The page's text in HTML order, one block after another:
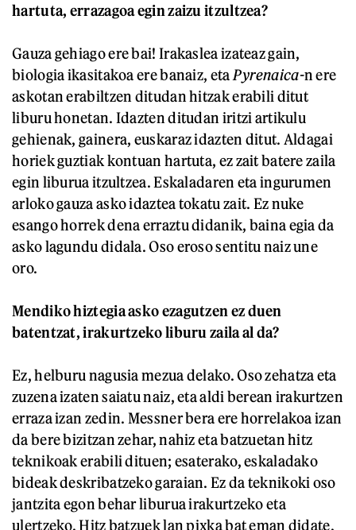
hartuta, errazagoa egin zaizu itzultzea?
Gauza gehiago ere bai! Irakaslea izateaz gain,
biologia ikasitakoa ere banaiz, eta Pyrenaica-n ere
askotan erabiltzen ditudan hitzak erabili ditut
liburu honetan. Idazten ditudan iritzi artikulu
gehienak, gainera, euskaraz idazten ditut. Aldagai
horiek guztiak kontuan hartuta, ez zait batere zaila
egin liburua itzultzea. Eskaladaren eta ingurumen
arloko gauza asko idaztea tokatu zait. Ez nuke
esango horrek dena erraztu didanik, baina egia da
asko lagundu didala. Oso eroso sentitu naiz une
oro.
Mendiko hiztegia asko ezagutzen ez duen
batentzat, irakurtzeko liburu zaila al da?
Ez, helburu nagusia mezua delako. Oso zehatza eta
zuzena izaten saiatu naiz, eta aldi berean irakurtzen
erraza izan zedin. Messner bera ere horrelakoa izan
da bere bizitzan zehar, nahiz eta batzuetan hitz
teknikoak erabili dituen; esaterako, eskaladako
bideak deskribatzeko garaian. Ez da teknikoki oso
jantzita egon behar liburua irakurtzeko eta
ulertzeko. Hitz batzuek lan pixka bat eman didate,